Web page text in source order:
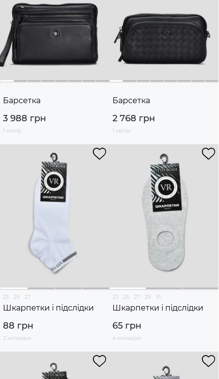
Барсетка
3 988 грн
1 колір
Барсетка
2 768 грн
1 колір
23 25 27
Шкарпетки і підслідки
88 грн
2 кольори
23 25 27 29 31
Шкарпетки і підслідки
65 грн
4 кольори